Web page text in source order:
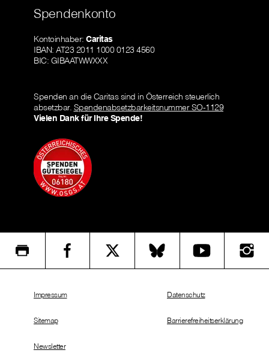
Spendenkonto
Kontoinhaber: Caritas
IBAN: AT23 2011 1000 0123 4560
BIC: GIBAATWWXXX
Spenden an die Caritas sind in Österreich steuerlich
absetzbar. Spendenabsetzbarkeitsnummer SO-1129
Vielen Dank für Ihre Spende!
Impressum
Sitemap
Newsletter
Datenschutz
Barrierefreiheitserklärung